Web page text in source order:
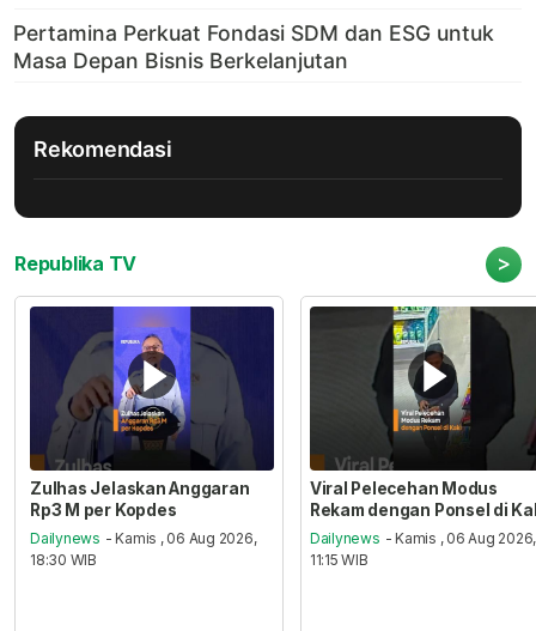
Rekomendasi
Republika TV >
Zulhas Jelaskan Anggaran
Rp3 M per Kopdes
Dailynews - Kamis , 06 Aug 2026,
18:30 WIB
Viral Pelecehan Modus
Rekam dengan Ponsel di
Dailynews - Kamis , 06 Aug 2026,
11:15 WIB